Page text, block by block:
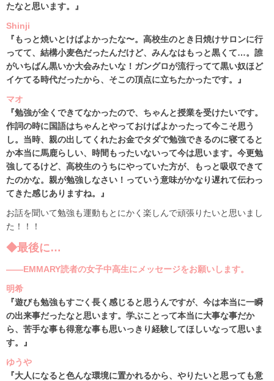
たなと思います。』
Shinji
『もっと焼いとけばよかったな〜。高校生のとき日焼けサロンに行
ってて、結構小麦色だったんだけど、みんなはもっと黒くて…。誰
がいちばん黒いか大会みたいな！ガングロが流行ってて黒い奴ほど
イケてる時代だったから、そこの頂点に立ちたかったです。』
マオ
『勉強が全くできてなかったので、ちゃんと授業を受けたいです。
作詞の時に国語はちゃんとやっておけばよかったって今こそ思う
し。当時、親の出してくれたお金でタダで勉強できるのに寝てると
か本当に馬鹿らしい、時間もったいないって今は思います。今更勉
強してるけど、高校生のうちにやっていた方が、もっと吸収できて
たのかな。親が勉強しなさい！っていう意味がかなり遅れて伝わっ
てきた感じありますね。』
お話を聞いて勉強も運動もとにかく楽しんで頑張りたいと思いまし
た！！！
◆最後に…
――EMMARY読者の女子中高生にメッセージをお願いします。
明希
『遊びも勉強もすごく長く感じると思うんですが、今は本当に一瞬
の出来事だったなと思います。学ぶことって本当に大事な事だか
ら、苦手な事も得意な事も思いっきり経験してほしいなって思いま
す。』
ゆうや
『大人になると色んな環境に置かれるから、やりたいと思っても意